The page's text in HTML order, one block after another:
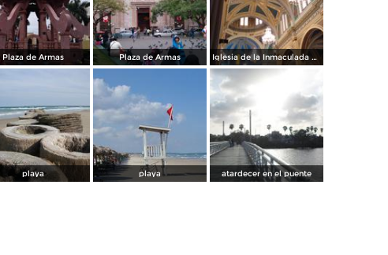
Plaza de Armas Plaza de Armas Iglesia de la Inmaculada Concepción
playa playa atardecer en el puente